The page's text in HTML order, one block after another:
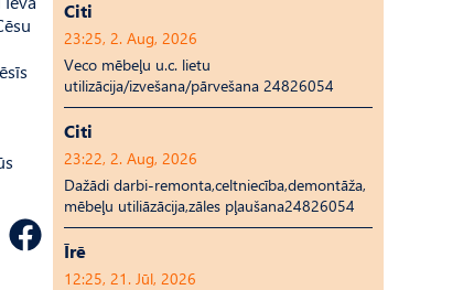
Citi
23:25, 2. Aug, 2026
Veco mēbeļu u.c. lietu
utilizācija/izvešana/pārvešana 24826054
Citi
23:22, 2. Aug, 2026
Dažādi darbi-remonta,celtniecība,demontāža,
mēbeļu utiliāzācija,zāles pļaušana24826054
Īrē
12:25, 21. Jūl, 2026